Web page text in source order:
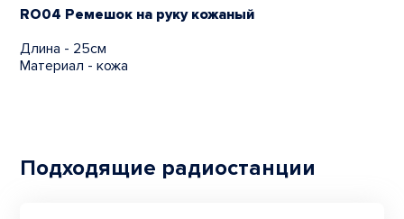
RO04 Ремешок на руку кожаный
Длина - 25см
Материал - кожа
Подходящие радиостанции